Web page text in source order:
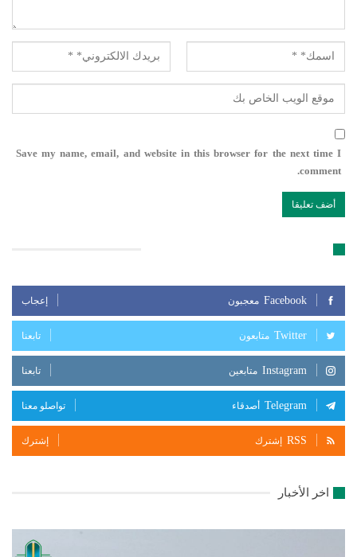
Save my name, email, and website in this browser for the next time I
comment.
Facebook معجبون إعجاب
Twitter متابعون تابعنا
Instagram متابعين تابعنا
Telegram أصدقاء تواصلو معنا
RSS إشترك إشترك
اخر الأخبار